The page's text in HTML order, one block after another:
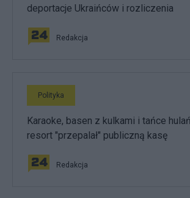
deportacje Ukraińców i rozliczenia
Redakcja
Polityka
Karaoke, basen z kulkami i tańce
resort "przepalał" publiczną kasę
Redakcja